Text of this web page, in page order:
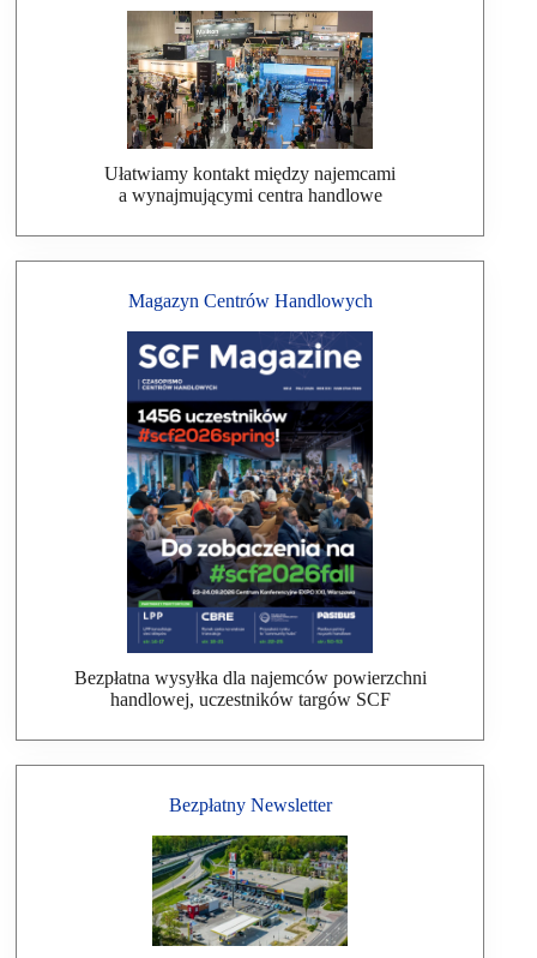
Ułatwiamy kontakt między najemcami
a wynajmującymi centra handlowe
Magazyn Centrów Handlowych
Bezpłatna wysyłka dla najemców powierzchni
handlowej, uczestników targów SCF
Bezpłatny Newsletter